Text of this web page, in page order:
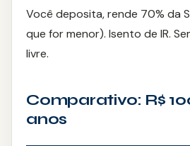
Serviços
SEGUROS
Residencial
Você deposita, rende 70% da
que for menor). Isento de IR.
livre.
Comparativo: R$
anos